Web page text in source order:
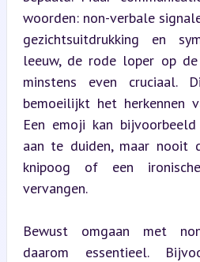
woorden: non-verbale
gezichtsuitdrukking en
leeuw, de rode loper op
minstens even cruciaal.
bemoeilijkt het herkennen
Een emoji kan
aan te duiden, maar nooit
knipoog of een
vervangen.
Bewust omgaan met
daarom essentieel.